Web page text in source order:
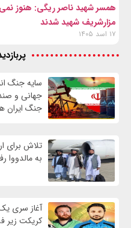
همسر شهید ناصر ریگی: هنوز
مزارشریف شهید شدند
۱۷ اسد ۱۴۰۵
سایه جنگ
جهانی و
جنگ ایران
تلاش برای
به مالدووا
آغاز سری
کریکت زیر